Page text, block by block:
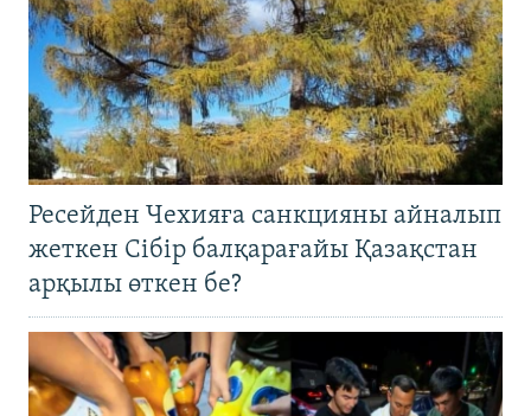
Ресейден Чехияға санкцияны айналып
жеткен Сібір балқарағайы Қазақстан
арқылы өткен бе?